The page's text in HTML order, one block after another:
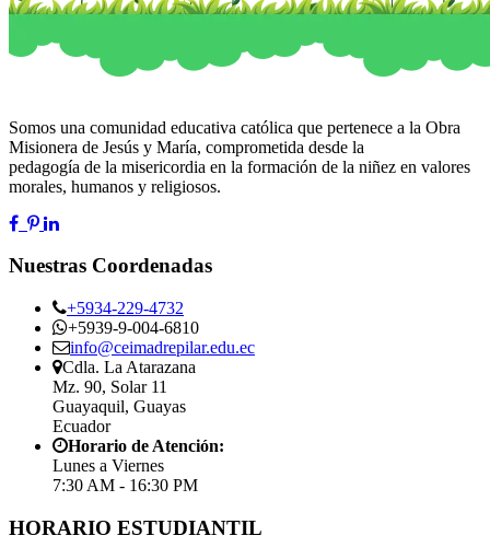
Somos una comunidad educativa católica que pertenece a la Obra
Misionera de Jesús y María, comprometida desde la
pedagogía de la misericordia en la formación de la niñez en valores
morales, humanos y religiosos.
Nuestras Coordenadas
+5934-229-4732
+5939-9-004-6810
info@ceimadrepilar.edu.ec
Cdla. La Atarazana
Mz. 90, Solar 11
Guayaquil, Guayas
Ecuador
Horario de Atención:
Lunes a Viernes
7:30 AM - 16:30 PM
HORARIO ESTUDIANTIL